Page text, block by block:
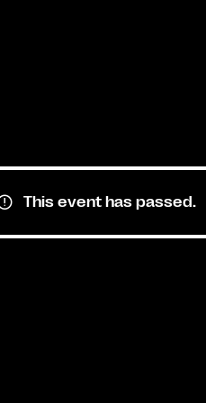
This event has passed.